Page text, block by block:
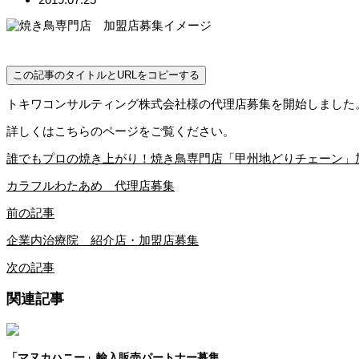
この記事のタイトルとURLをコピーする
トキワコンサルティング株式会社様の代理店募集を開始しました
詳しくはこちらのページをご覧ください。
誰でもプロの焼き上がり！焼き鳥専門店「甲州地どりチェーン」
カラフルわたあめ 代理店募集
前の記事
企業内治療院 紹介店・加盟店募集
次の記事
関連記事